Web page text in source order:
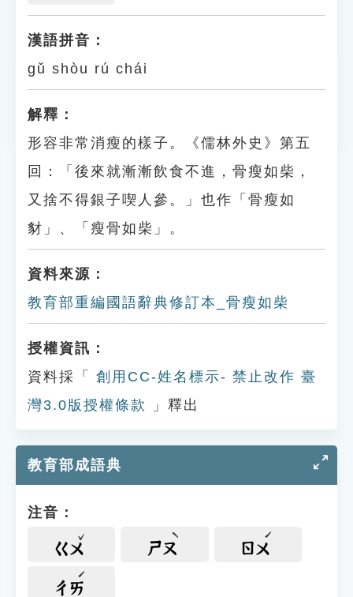
漢語拼音：
gǔ shòu rú chái
解釋：
形容非常消瘦的樣子。《儒林外史》第五
回：「後來就漸漸飲食不進，骨瘦如柴，
又捨不得銀子喫人參。」也作「骨瘦如
豺」、「瘦骨如柴」。
資料來源：
教育部重編國語辭典修訂本_骨瘦如柴
授權資訊：
資料採「
創用CC-姓名標示- 禁止改作 臺
灣3.0版授權條款
」釋出
教育部成語典
注音：
ㄍㄨ ㄕㄡ ㄖㄨ
ㄔㄞ